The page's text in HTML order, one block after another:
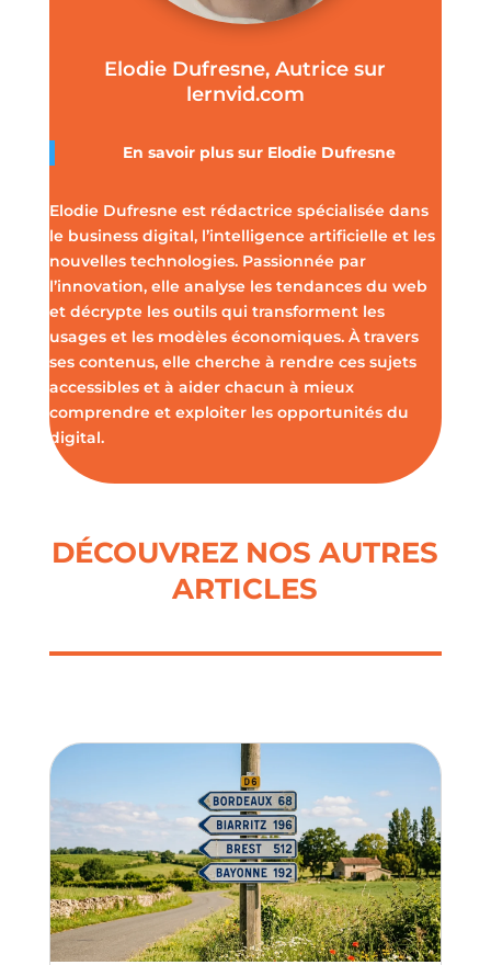
Elodie Dufresne, Autrice sur
lernvid.com
En savoir plus sur Elodie Dufresne
Elodie Dufresne est rédactrice spécialisée dans
le business digital, l’intelligence artificielle et les
nouvelles technologies. Passionnée par
l’innovation, elle analyse les tendances du web
et décrypte les outils qui transforment les
usages et les modèles économiques. À travers
ses contenus, elle cherche à rendre ces sujets
accessibles et à aider chacun à mieux
comprendre et exploiter les opportunités du
digital.
DÉCOUVREZ NOS AUTRES
ARTICLES